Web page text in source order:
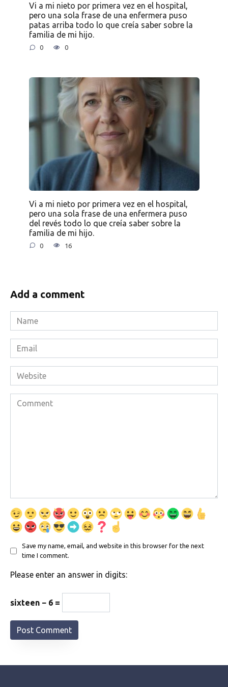
Vi a mi nieto por primera vez en el hospital,
pero una sola frase de una enfermera puso
patas arriba todo lo que creía saber sobre la
familia de mi hijo.
0 0
Vi a mi nieto por primera vez en el hospital,
pero una sola frase de una enfermera puso
del revés todo lo que creía saber sobre la
familia de mi hijo.
0 16
Add a comment
Name
*
Email
*
Website
Comment
Save my name, email, and website in this browser for the next
time I comment.
Please enter an answer in digits:
sixteen − 6 =